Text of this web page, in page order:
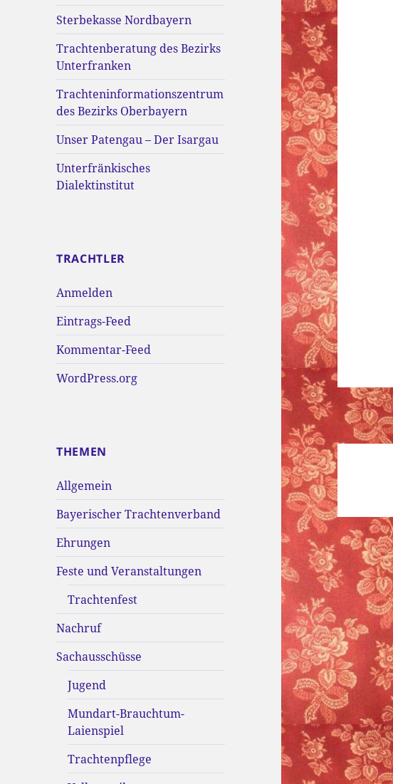
Sterbekasse Nordbayern
Trachtenberatung des Bezirks
Unterfranken
Trachteninformationszentrum
des Bezirks Oberbayern
Unser Patengau – Der Isargau
Unterfränkisches
Dialektinstitut
TRACHTLER
Anmelden
Eintrags-Feed
Kommentar-Feed
WordPress.org
THEMEN
Allgemein
Bayerischer Trachtenverband
Ehrungen
Feste und Veranstaltungen
Trachtenfest
Nachruf
Sachausschüsse
Jugend
Mundart-Brauchtum-
Laienspiel
Trachtenpflege